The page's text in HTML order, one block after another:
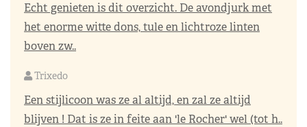
Echt genieten is dit overzicht. De avondjurk met
het enorme witte dons, tule en lichtroze linten
boven zw..
Trixedo
Een stijlicoon was ze al altijd, en zal ze altijd
blijven ! Dat is ze in feite aan 'le Rocher' wel (tot h..